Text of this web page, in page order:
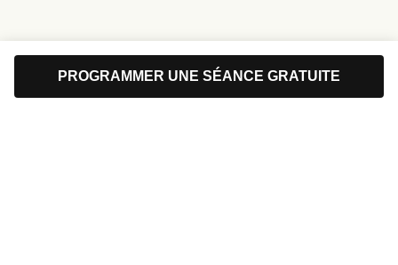
PROGRAMMER UNE SÉANCE GRATUITE